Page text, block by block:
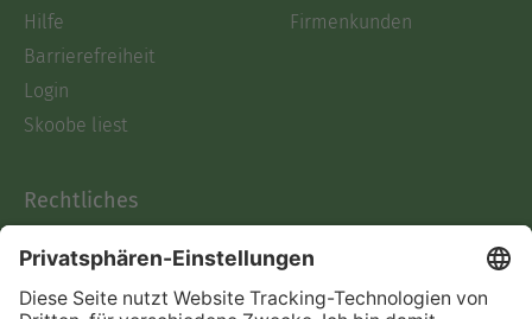
Hilfe
Barrierefreiheit
Login
Skoobe liest
Firmenkunden
Rechtliches
AGB
Informationen nach Data